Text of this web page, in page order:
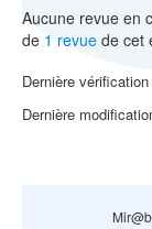
Aucune revue en
de 1 revue de cet
Dernière
Dernière